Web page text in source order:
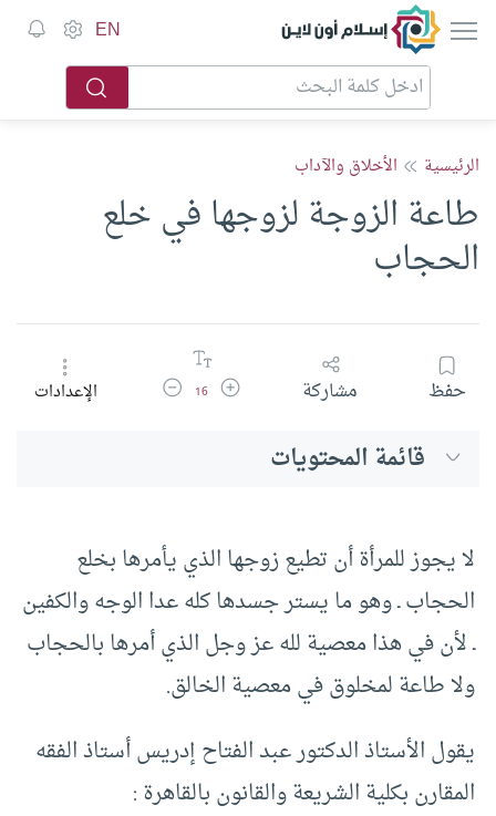
إسلام أون لاين EN
الرئيسية الأخلاق والآداب
طاعة الزوجة لزوجها في خلع
الحجاب
حفظ مشاركة زيادة حجم الخط
16 تقليل حجم الخطالإعدادات
قائمة المحتويات
لا يجوز للمرأة أن تطيع زوجها الذي يأمرها بخلع
الحجاب ـ وهو ما يستر جسدها كله عدا الوجه والكفين
ـ لأن في هذا معصية لله عز وجل الذي أمرها بالحجاب
ولا طاعة لمخلوق في معصية الخالق.
يقول الأستاذ الدكتور عبد الفتاح إدريس أستاذ الفقه
المقارن بكلية الشريعة والقانون بالقاهرة :